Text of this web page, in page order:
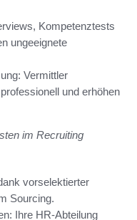
Kompetenztests
ungeeignete
Vermittler
und erhöhen
im Recruiting
vorselektierter
Sourcing.
Ihre HR-Abteilung